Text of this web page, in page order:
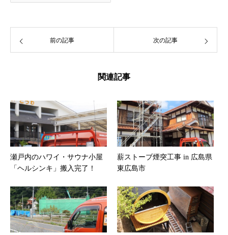
前の記事 次の記事
関連記事
瀬戸内のハワイ・サウナ小屋
「ヘルシンキ」搬入完了！
薪ストーブ煙突工事 in 広島県
東広島市